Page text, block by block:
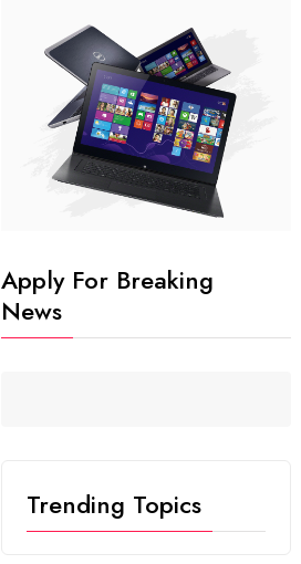
Apply For Breaking
News
Trending Topics